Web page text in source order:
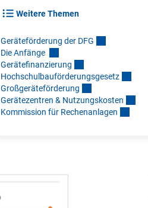
Weitere Themen
Geräteförderung der DFG
Die Anfänge
Gerätefinanzierung
Hochschulbauförderungsgesetz
Großgeräteförderung
Gerätezentren & Nutzungskosten
Kommission für Rechenanlagen